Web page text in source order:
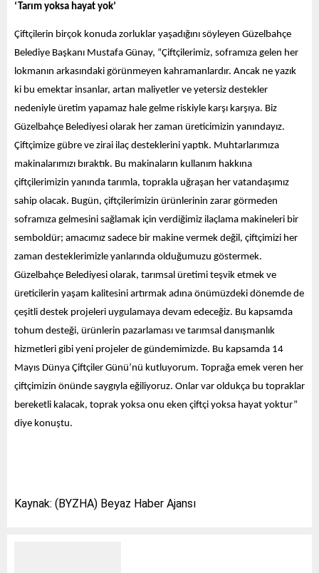
‘Tarım yoksa hayat yok’
Çiftçilerin birçok konuda zorluklar yaşadığını söyleyen Güzelbahçe
Belediye Başkanı Mustafa Günay, “Çiftçilerimiz, soframıza gelen her
lokmanın arkasındaki görünmeyen kahramanlardır. Ancak ne yazık
ki bu emektar insanlar, artan maliyetler ve yetersiz destekler
nedeniyle üretim yapamaz hale gelme riskiyle karşı karşıya. Biz
Güzelbahçe Belediyesi olarak her zaman üreticimizin yanındayız.
Çiftçimize gübre ve zirai ilaç desteklerini yaptık. Muhtarlarımıza
makinalarımızı bıraktık. Bu makinaların kullanım hakkına
çiftçilerimizin yanında tarımla, toprakla uğraşan her vatandaşımız
sahip olacak. Bugün, çiftçilerimizin ürünlerinin zarar görmeden
soframıza gelmesini sağlamak için verdiğimiz ilaçlama makineleri bir
semboldür; amacımız sadece bir makine vermek değil, çiftçimizi her
zaman desteklerimizle yanlarında olduğumuzu göstermek.
Güzelbahçe Belediyesi olarak, tarımsal üretimi teşvik etmek ve
üreticilerin yaşam kalitesini artırmak adına önümüzdeki dönemde de
çeşitli destek projeleri uygulamaya devam edeceğiz. Bu kapsamda
tohum desteği, ürünlerin pazarlaması ve tarımsal danışmanlık
hizmetleri gibi yeni projeler de gündemimizde. Bu kapsamda 14
Mayıs Dünya Çiftçiler Günü’nü kutluyorum. Toprağa emek veren her
çiftçimizin önünde saygıyla eğiliyoruz. Onlar var oldukça bu topraklar
bereketli kalacak, toprak yoksa onu eken çiftçi yoksa hayat yoktur”
diye konuştu.
Kaynak: (BYZHA) Beyaz Haber Ajansı